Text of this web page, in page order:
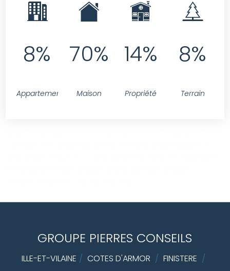
8%
Appartement
70%
Maison
14%
Propriété
8%
Terrain
GROUPE PIERRES CONSEILS
ILLE-ET-VILAINE / COTES D'ARMOR / FINISTERE /